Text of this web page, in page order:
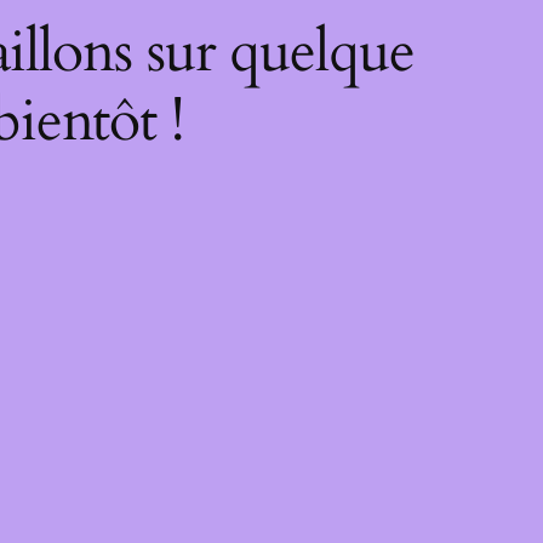
sur quelque
!